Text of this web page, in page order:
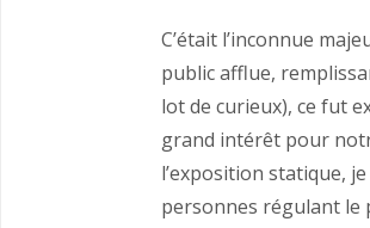
C’était l’inconnue
public afflue,
lot de curieux), ce fut
grand intérêt pour
l’exposition statique,
personnes régulant le